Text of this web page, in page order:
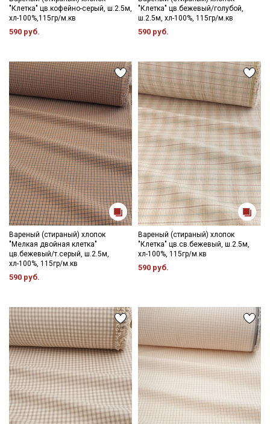
"Клетка" цв.кофейно-серый, ш.2.5м,
хл-100%,115гр/м.кв
590 руб.
"Клетка" цв.бежевый/голубой,
ш.2.5м, хл-100%, 115гр/м.кв
590 руб.
Вареный (стираный) хлопок
"Мелкая двойная клетка"
цв.бежевый/т.серый, ш.2.5м,
хл-100%, 115гр/м.кв
590 руб.
Вареный (стираный) хлопок
"Клетка" цв.св.бежевый, ш.2.5м,
хл-100%, 115гр/м.кв
590 руб.